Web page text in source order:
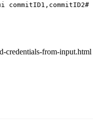
#
credentials-from-input.html